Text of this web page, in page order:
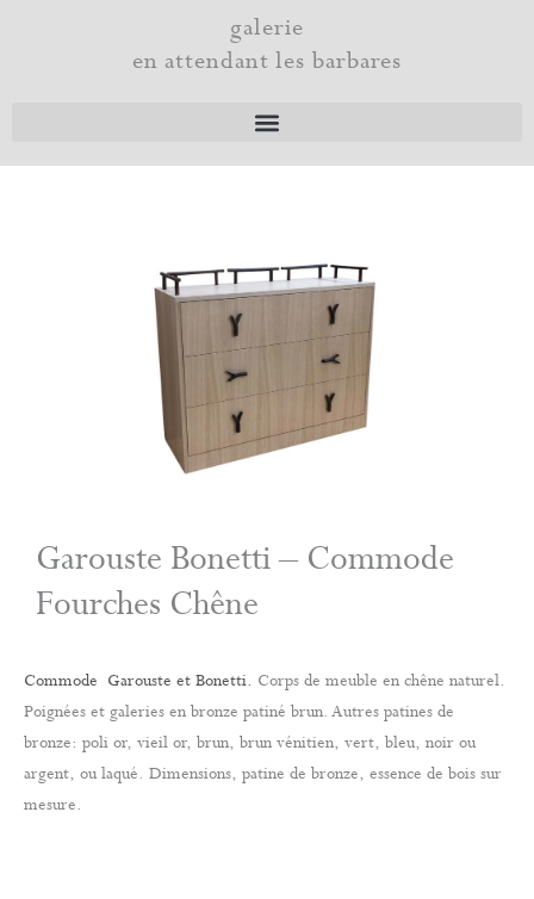
galerie
en attendant les barbares
Garouste Bonetti – Commode
Fourches Chêne
Commode Garouste et Bonetti. Corps de meuble en chêne naturel.
Poignées et galeries en bronze patiné brun. Autres patines de
bronze: poli or, vieil or, brun, brun vénitien, vert, bleu, noir ou
argent, ou laqué. Dimensions, patine de bronze, essence de bois sur
mesure.